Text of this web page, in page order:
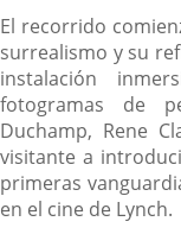
El recorrido
surrealismo y su
instalación
fotogramas de
Duchamp, Rene
visitante a
primeras
en el cine de Lynch.